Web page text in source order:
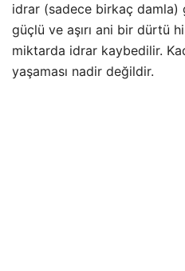
idrar (sadece birkaç damla)
güçlü ve aşırı ani bir dürtü
miktarda idrar kaybedilir.
yaşaması nadir değildir.